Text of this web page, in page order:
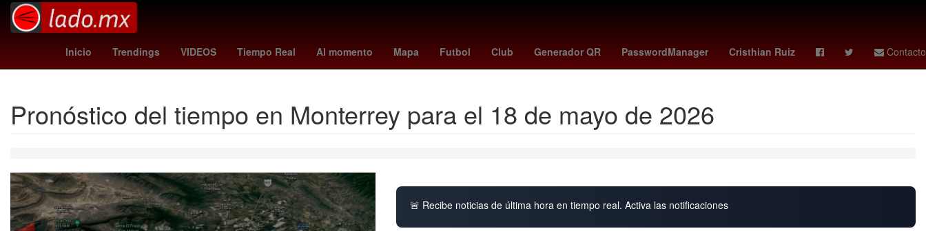
Inicio Trendings VIDEOS Tiempo Real Al momento Mapa Futbol Club Generador QR PasswordManager Cristhian Ruiz Contacto
mexico news Ubisoft Gobierno real madrid Cristiano Ronaldo The Addams Family 26 de marzo Agresión Empresa Puebla de Zaragoza
Pronóstico del tiempo en Monterrey para el 18 de mayo de 2026
🚨 Recibe noticias de última hora en tiempo real. Activa las notificaciones